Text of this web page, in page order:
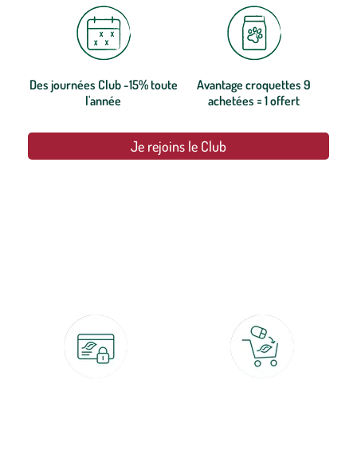
Des journées Club -15% toute
l'année
Avantage croquettes 9
achetées = 1 offert
Je rejoins le Club